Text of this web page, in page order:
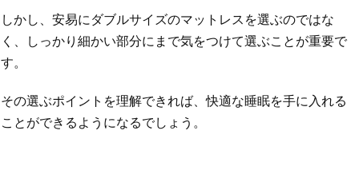
しかし、安易にダブルサイズのマットレスを選ぶのではな
く、しっかり細かい部分にまで気をつけて選ぶことが重要で
す。
その選ぶポイントを理解できれば、快適な睡眠を手に入れる
ことができるようになるでしょう。